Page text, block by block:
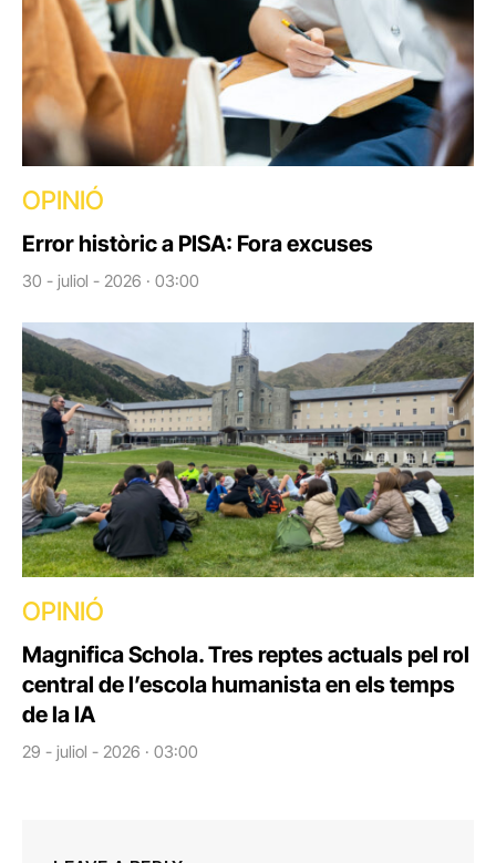
OPINIÓ
Error històric a PISA: Fora excuses
30 - juliol - 2026 · 03:00
OPINIÓ
Magnifica Schola. Tres reptes actuals pel rol
central de l’escola humanista en els temps
de la IA
29 - juliol - 2026 · 03:00